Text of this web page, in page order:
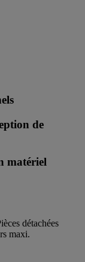
de
matériel
détachées
maxi.